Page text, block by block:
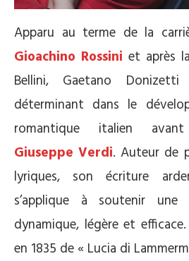
Apparu au terme de la
Gioachino Rossini et après
Bellini, Gaetano
déterminant dans le
romantique italien
Giuseppe Verdi. Auteur de
lyriques, son écriture
s’applique à soutenir une
dynamique, légère et
en 1835 de « Lucia di